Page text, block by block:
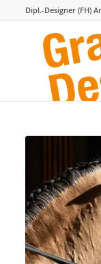
Dipl.-Designer (FH)